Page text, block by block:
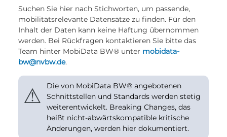
Suchen Sie hier nach Stichworten, um passende,
mobilitätsrelevante Datensätze zu finden. Für den
Inhalt der Daten kann keine Haftung übernommen
werden. Bei Rückfragen kontaktieren Sie bitte das
Team hinter MobiData BW® unter mobidata-
bw@nvbw.de.
⚠
Die von MobiData BW® angebotenen
Schnittstellen und Standards werden stetig
weiterentwickelt. Breaking Changes, das
heißt nicht-abwärtskompatible kritische
Änderungen, werden hier dokumentiert.